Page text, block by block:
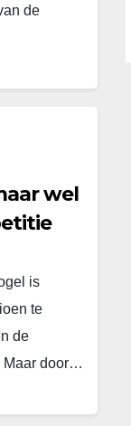
de
wel
is
te
de
Maar door…